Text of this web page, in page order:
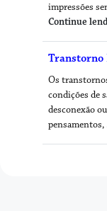
impressões
Continue
Transtorno
Os
condições de
desconexão